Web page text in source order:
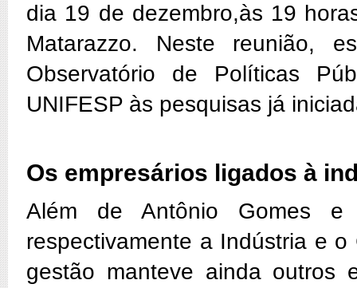
dia 19 de dezembro,às 19
Matarazzo. Neste reunião,
Observatório de Políticas
UNIFESP às pesquisas já
Os empresários ligados à
Além de Antônio Gomes e
respectivamente a Indústria e
gestão manteve ainda outros